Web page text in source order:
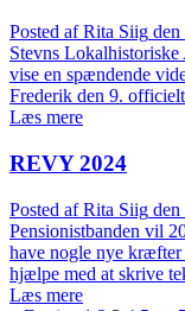
Posted afRita Siig den
Stevns
vise en spændende
Frederik den 9.
Læs mere
REVY 2024
Posted afRita Siig den
Pensionistbanden vil
have nogle nye kræfter
hjælpe med at skrive
Læs mere